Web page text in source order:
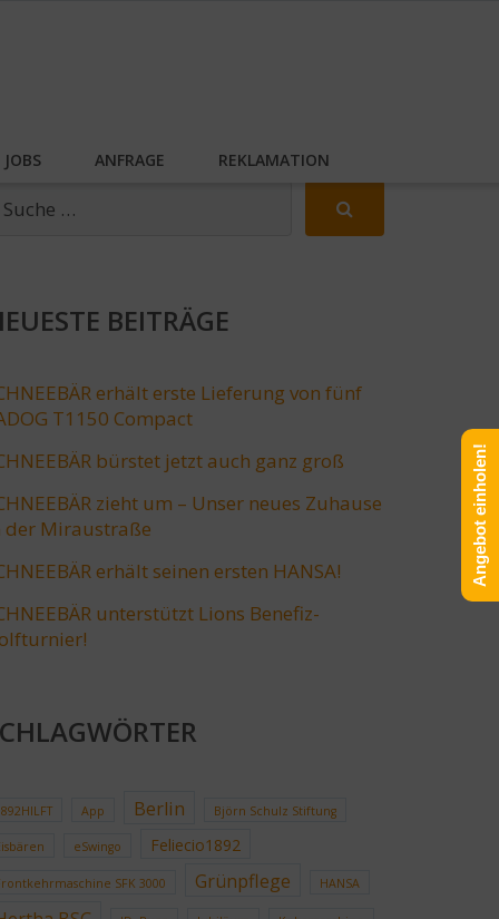
JOBS ANFRAGE REKLAMATION
BEITRÄGE
erhält erste Lieferung von fünf
T1150 Compact
bürstet jetzt auch ganz groß
zieht um – Unser neues Zuhause
der Miraustraße
erhält seinen ersten HANSA!
unterstützt Lions Benefiz-
App Berlin Björn Schulz Stiftung
eSwingo Feliecio1892
SFK 3000 Grünpflege HANSA
Angebot einholen!